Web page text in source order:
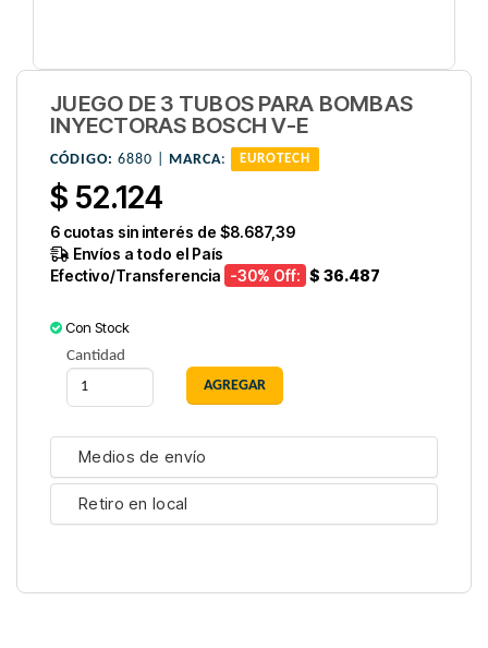
JUEGO DE 3 TUBOS PARA BOMBAS
INYECTORAS BOSCH V-E
CÓDIGO: 6880 | MARCA: EUROTECH
$ 52.124
6 cuotas sin interés de $8.687,39
Envíos a todo el País
Efectivo/Transferencia -30% Off: $ 36.487
Con Stock
Cantidad
Medios de envío
Retiro en local